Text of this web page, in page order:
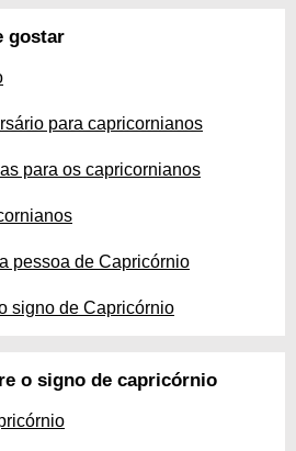
gostar
para capricornianos
para os capricornianos
pessoa de Capricórnio
signo de Capricórnio
o signo de capricórnio